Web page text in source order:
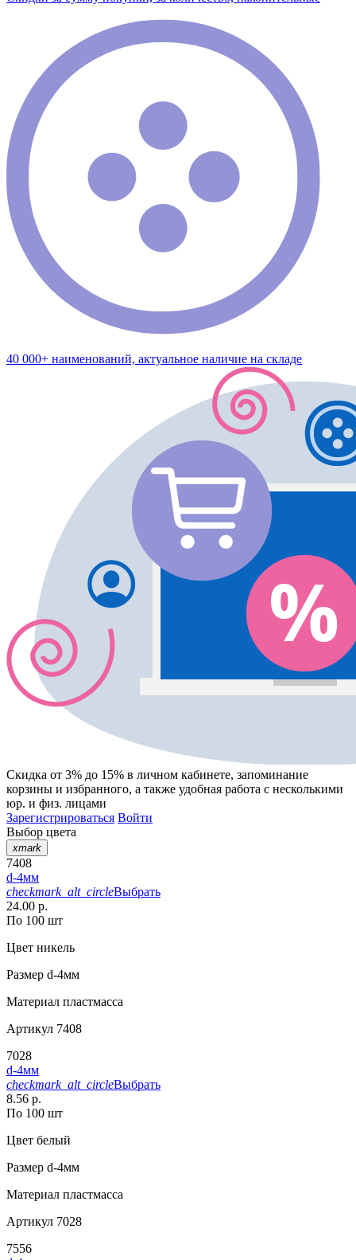
40 000+ наименований, актуальное наличие на складе
Скидка от 3% до 15% в личном кабинете, запоминание
корзины и избранного, а также удобная работа с несколькими
юр. и физ. лицами
Зарегистрироваться Войти
Выбор цвета
xmark
7408
d-4мм
checkmark_alt_circleВыбрать
24.00 р.
По 100 шт
Цвет никель
Размер d-4мм
Материал пластмасса
Артикул 7408
7028
d-4мм
checkmark_alt_circleВыбрать
8.56 р.
По 100 шт
Цвет белый
Размер d-4мм
Материал пластмасса
Артикул 7028
7556